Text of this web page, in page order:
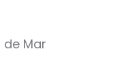
de Mar